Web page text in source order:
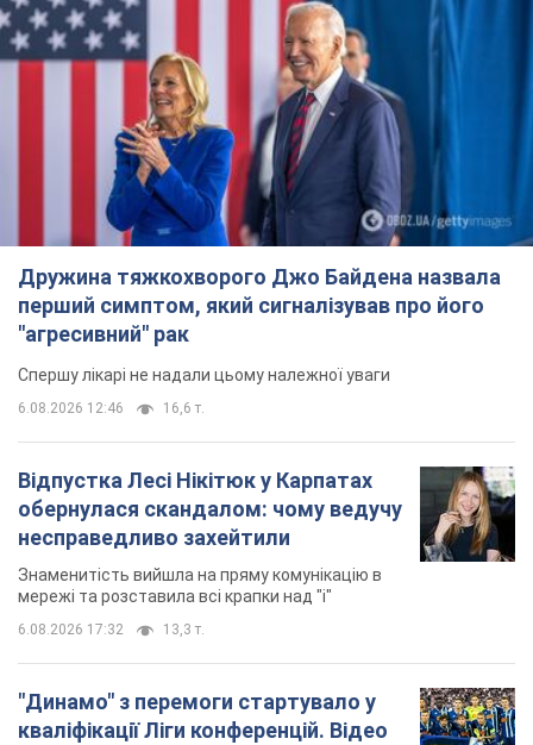
Дружина тяжкохворого Джо Байдена назвала
перший симптом, який сигналізував про його
"агресивний" рак
Спершу лікарі не надали цьому належної уваги
6.08.2026 12:46 16,6 т.
Відпустка Лесі Нікітюк у Карпатах
обернулася скандалом: чому ведучу
несправедливо захейтили
Знаменитість вийшла на пряму комунікацію в
мережі та розставила всі крапки над "і"
6.08.2026 17:32 13,3 т.
"Динамо" з перемоги стартувало у
кваліфікації Ліги конференцій. Відео